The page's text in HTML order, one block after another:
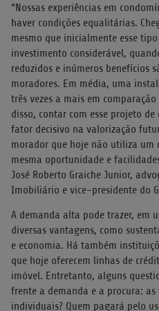
“Nossas experiências em
haver condições equalitárias.
mesmo que inicialmente esse
investimento considerável,
reduzidos e inúmeros benefícios
moradores. Em média, uma
três vezes a mais em
disso, contar com esse projeto
fator decisivo na valorização
morador que hoje não utiliza um
mesma oportunidade e
José Roberto Graiche Junior,
Imobiliário e vice-presidente do
A demanda alta pode trazer, em
diversas vantagens, como
e economia. Há também
que hoje oferecem linhas de
imóvel. Entretanto, alguns
frente a demanda e a procura:
individuais? Quem pagará pelo